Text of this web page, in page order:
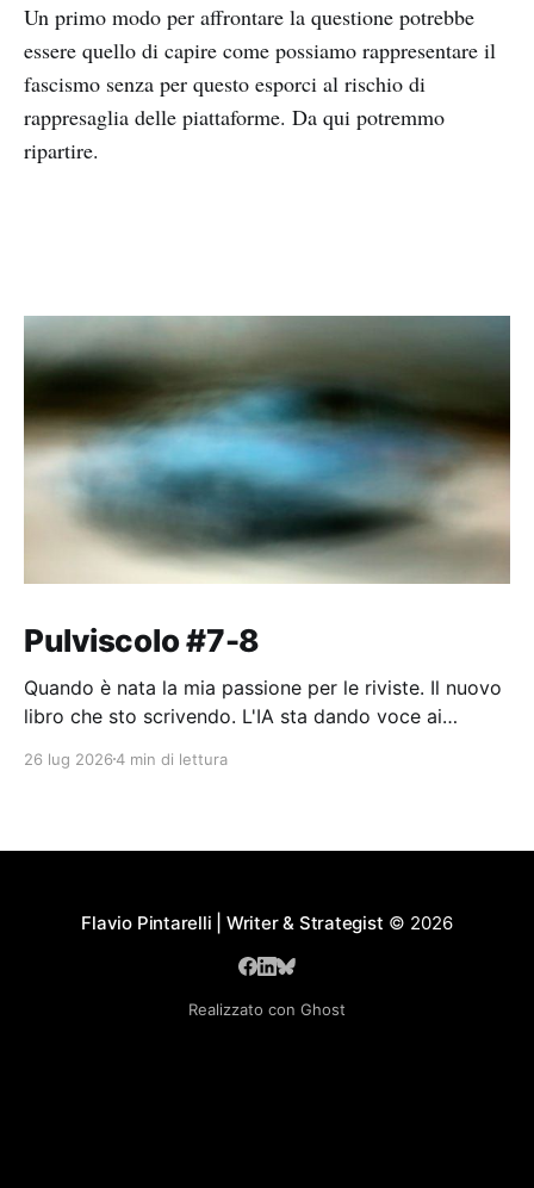
Un primo modo per affrontare la questione potrebbe
essere quello di capire come possiamo rappresentare il
fascismo senza per questo esporci al rischio di
rappresaglia delle piattaforme. Da qui potremmo
ripartire.
Pulviscolo #7-8
Quando è nata la mia passione per le riviste. Il nuovo
libro che sto scrivendo. L'IA sta dando voce ai
26 lug 20264 min di lettura
Flavio Pintarelli | Writer & Strategist © 2026
Realizzato con Ghost